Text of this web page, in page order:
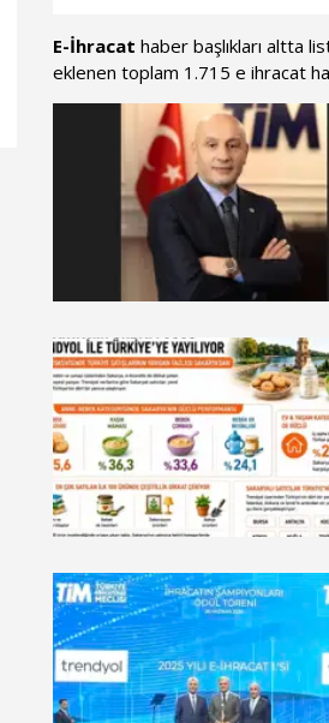
E-İhracat haber başlıkları altta
eklenen toplam 1.715 e ihracat